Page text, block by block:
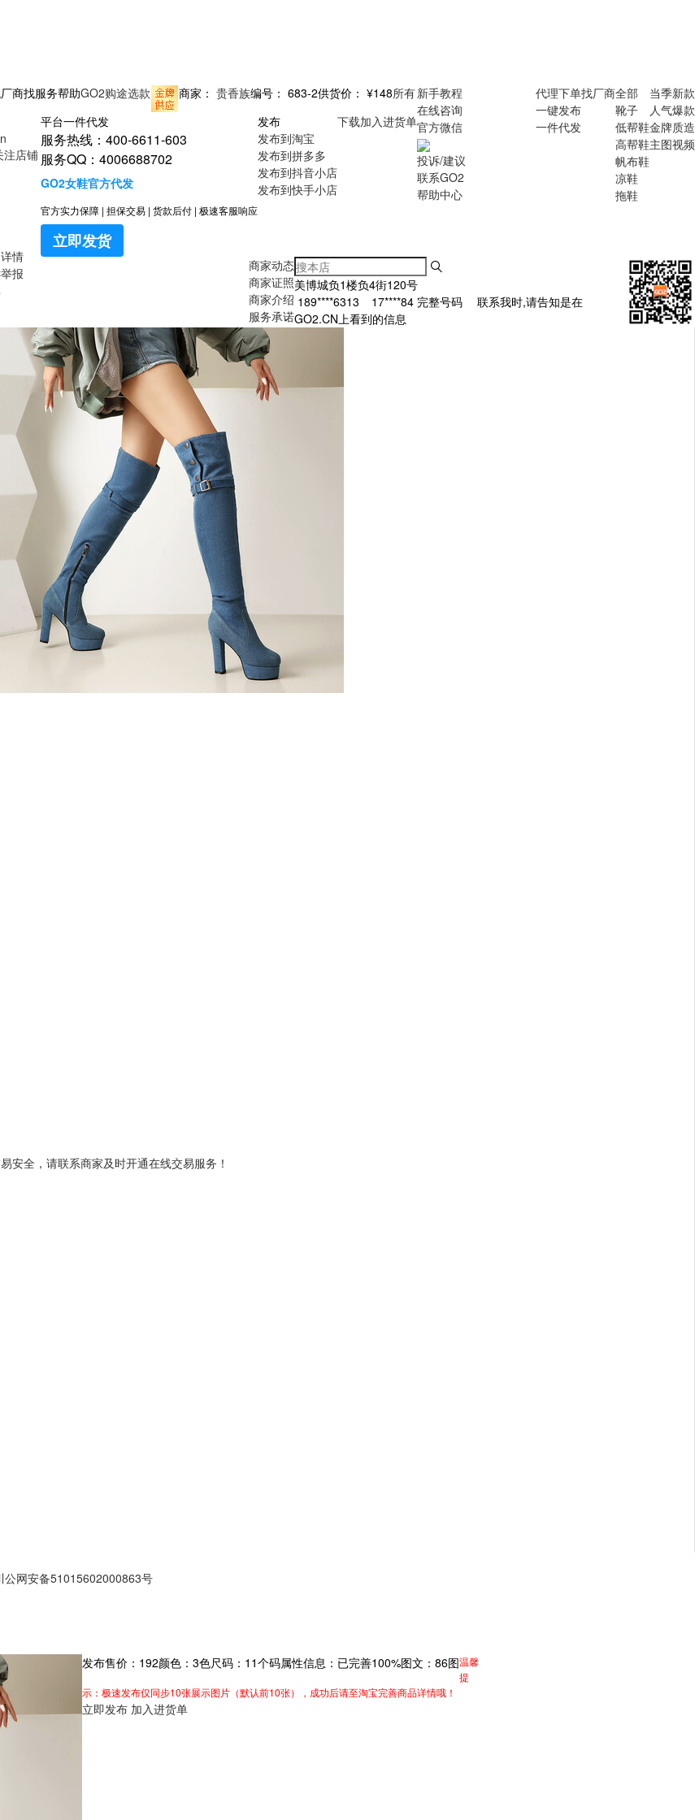
当季新款
人气爆款
金牌质造
主图视频
全部
靴子
低帮鞋
高帮鞋
帆布鞋
凉鞋
拖鞋
商 找厂商
找服务
代理下单
一键发布
一件代发
帮助
新手教程
在线咨询
官方微信
投诉/建议
联系GO2
帮助中心
GO2购途选款 商家： 贵香族编号： 683-2供货价： ¥148
平台一件代发
服务热线：400-6611-603
服务QQ：4006688702
GO2女鞋官方代发
官方实力保障 | 担保交易 | 货款后付 | 极速客服响应
立即发货
发布
发布到淘宝
发布到拼多多
发布到抖音小店
发布到快手小店
下载加入进货单
注店铺
美博城负1楼负4街120号
189****6313
17****84 完整号码
联系我时,请告知是在
GO2.CN上看到的信息
商家动态
商家证照
商家介绍
服务承诺
所有
情
报
安全，请联系商家及时开通在线交易服务！
公网安备51015602000863号
发布售价： 192颜色： 3色尺码： 11个码属性信息： 已完善100%图文： 86图温馨
提
示：极速发布仅同步10张展示图片（默认前10张），成功后请至淘宝完善商品详情哦！
立即发布 加入进货单